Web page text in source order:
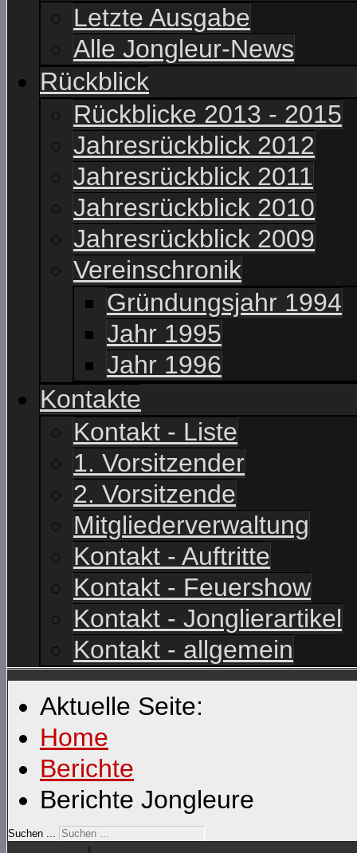
Letzte Ausgabe
Alle Jongleur-News
Rückblick
Rückblicke 2013 - 2015
Jahresrückblick 2012
Jahresrückblick 2011
Jahresrückblick 2010
Jahresrückblick 2009
Vereinschronik
Gründungsjahr 1994
Jahr 1995
Jahr 1996
Kontakte
Kontakt - Liste
1. Vorsitzender
2. Vorsitzende
Mitgliederverwaltung
Kontakt - Auftritte
Kontakt - Feuershow
Kontakt - Jonglierartikel
Kontakt - allgemein
Aktuelle Seite:
Home
Berichte
Berichte Jongleure
Suchen ...